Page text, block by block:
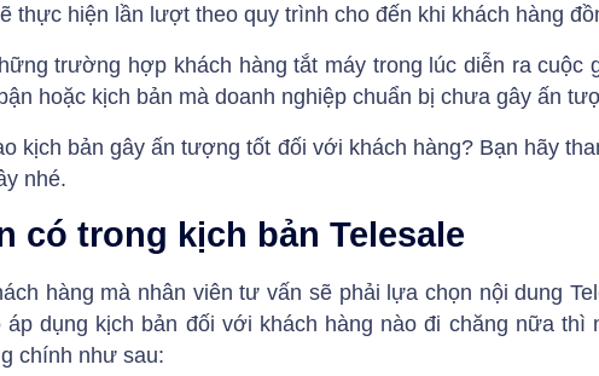
thực hiện lần lượt theo quy trình cho đến khi khách hàng
trường hợp khách hàng tắt máy trong lúc diễn ra cuộc
hoặc kịch bản mà doanh nghiệp chuẩn bị chưa gây ấn
kịch bản gây ấn tượng tốt đối với khách hàng? Bạn hãy
nhé.
có trong kịch bản Telesale
hàng mà nhân viên tư vấn sẽ phải lựa chọn nội dung
áp dụng kịch bản đối với khách hàng nào đi chăng nữa thì
chính như sau: